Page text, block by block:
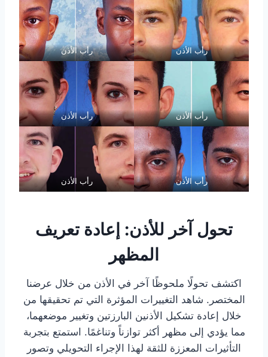
رأب الأذن رأب الأذن
رأب الأذن رأب الأذن
رأب الأذن رأب الأذن
تحول آخر للأذن: إعادة تعريف
المظهر
اكتشف تحولًا ملحوظًا آخر في الأذن من خلال عرضنا
المختصر. شاهد التغييرات المؤثرة التي تم تحقيقها من
خلال إعادة تشكيل الأذنين البارزتين وتغيير موضعهما،
مما يؤدي إلى مظهر أكثر توازناً وتناغمًا. استمتع بتجربة
التأثيرات المعززة للثقة لهذا الإجراء التحويلي وتصور